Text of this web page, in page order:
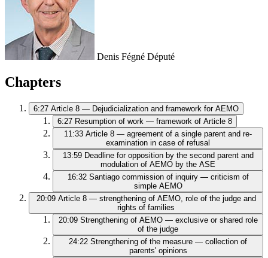
Denis Fégné Député
Chapters
6:27 Article 8 — Dejudicialization and framework for AEMO
6:27 Resumption of work — framework of Article 8
11:33 Article 8 — agreement of a single parent and re-
examination in case of refusal
13:59 Deadline for opposition by the second parent and
modulation of AEMO by the ASE
16:32 Santiago commission of inquiry — criticism of
simple AEMO
20:09 Article 8 — strengthening of AEMO, role of the judge and
rights of families
20:09 Strengthening of AEMO — exclusive or shared role
of the judge
24:22 Strengthening of the measure — collection of
parents' opinions